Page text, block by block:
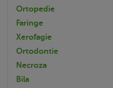
Ortopedie
Faringe
Xerofagie
Ortodontie
Necroza
Bila